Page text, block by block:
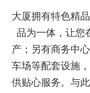
大厦拥有特色精
品为一体，让您
产；另有商务中
车场等配套设施
供贴心服务。与